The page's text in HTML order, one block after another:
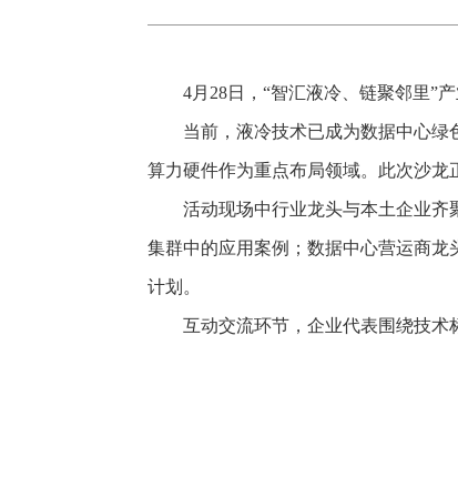
4月28日，“智汇液冷、链聚邻里”
当前，液冷技术已成为数据中心
算力硬件作为重点布局领域。此次沙龙
活动现场中行业龙头与本土企业
集群中的应用案例；数据中心营运商
计划。
互动交流环节，企业代表围绕技术